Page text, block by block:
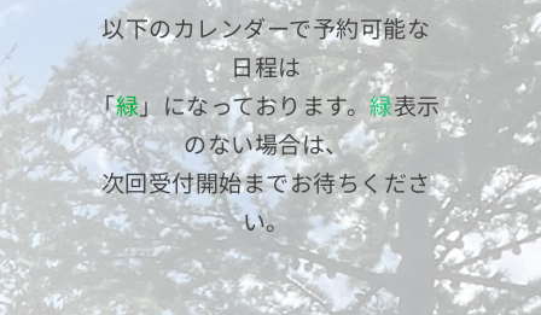
以下のカレンダーで予約可能な
日程は
「緑」になっております。緑表示
のない場合は、
次回受付開始までお待ちくださ
い。